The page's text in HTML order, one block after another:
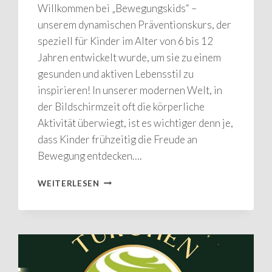
Willkommen bei „Bewegungskids“ –
unserem dynamischen Präventionskurs, der
speziell für Kinder im Alter von 6 bis 12
Jahren entwickelt wurde, um sie zu einem
gesunden und aktiven Lebensstil zu
inspirieren! In unserer modernen Welt, in
der Bildschirmzeit oft die körperliche
Aktivität überwiegt, ist es wichtiger denn je,
dass Kinder frühzeitig die Freude an
Bewegung entdecken….
WEITERLESEN BEWEGUNGSKIDS
SPASS Z
UR B
EWEGUNG